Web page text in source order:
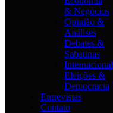
& Negócios
Opinião &
Análises
Debates &
Sabatinas
Internacional
Eleições &
Democracia
Entrevistas
Contato